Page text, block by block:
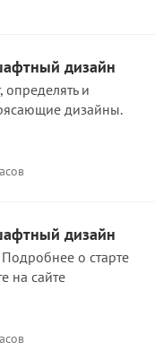
дизайн
определять и
дизайны.
дизайн
о старте
на сайте